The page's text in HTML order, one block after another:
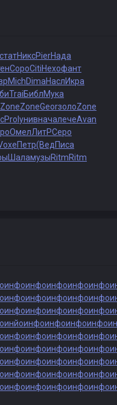
статНиксPierНада
СороCitiНехофант
MichDimaНаслИкра
TraiБиблМука
ZoneZoneGeorзолоZone
Prol унивначалечеAvan
ОмелЛитРСеро
Петр(ВедПиса
ШаламузыRitmRitm
инфоинфоинфоинфоинфо
инфоинфоинфоинфоинфо
инфоинфоинфоинфоинфо
инйоинфоинфоинфоинфо
инфоинфоинфоинфоинфо
инфоинфоинфоинфоинфо
инфоинфоинфоинфоинфо
инфоинфоинфоинфоинфо
инфоинфоинфоинфоинфо